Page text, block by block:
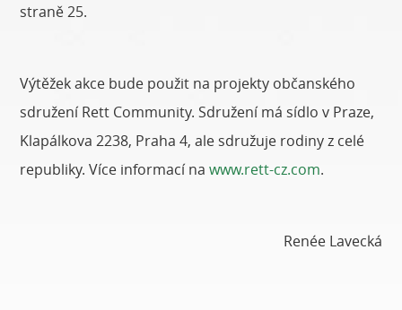
straně 25.
Výtěžek akce bude použit na projekty občanského
sdružení Rett Community. Sdružení má sídlo v Praze,
Klapálkova 2238, Praha 4, ale sdružuje rodiny z celé
republiky. Více informací nawww.rett-cz.com.
Renée Lavecká